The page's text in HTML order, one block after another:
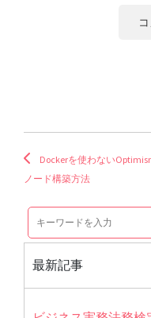
Dockerを使わない
ノード構築方法
最新記事